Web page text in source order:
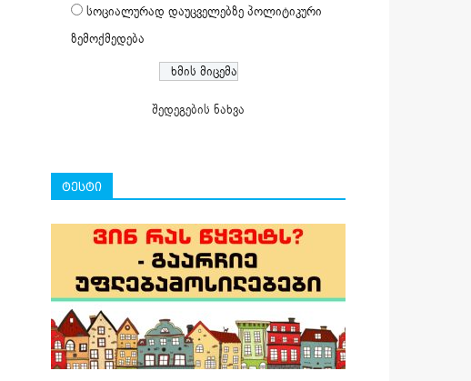
სოციალურად დაუცველებზე პოლიტიკური
ზემოქმედება
შედეგების ნახვა
ტესტი